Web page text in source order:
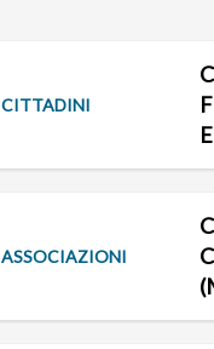
CITTADINI
ASSOCIAZIONI